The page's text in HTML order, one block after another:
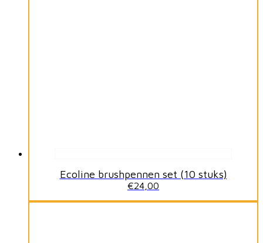
Ecoline brushpennen set (10 stuks)
€24,00